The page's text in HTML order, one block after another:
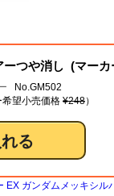
ーつや消し (マーカ
No.GM502
希望小売価格 ¥248）
EX ガンダムメッキシル